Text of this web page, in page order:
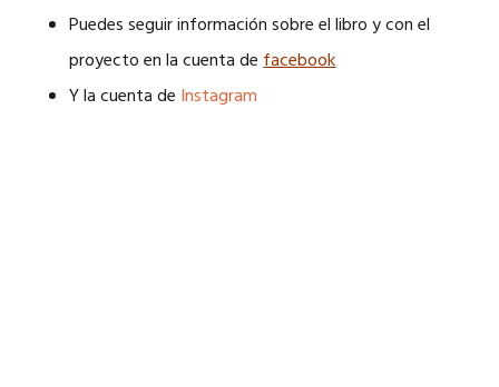
Puedes seguir información sobre el libro y con el
proyecto en la cuenta defacebook
Y la cuenta de Instagram